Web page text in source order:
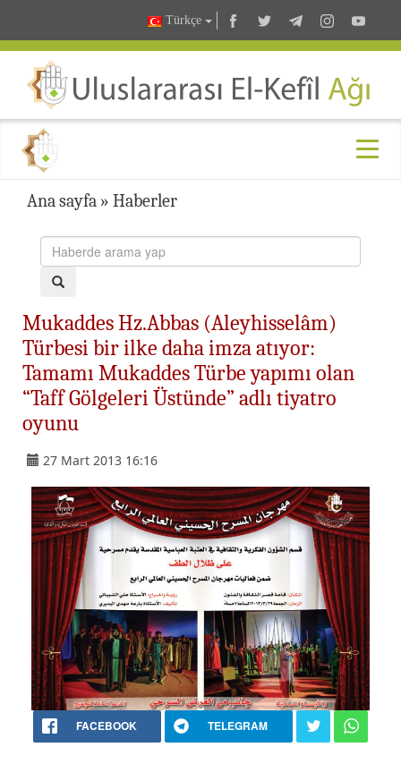
Türkçe
Ana sayfa » Haberler
Mukaddes Hz.Abbas (Aleyhisselâm)
Türbesi bir ilke daha imza atıyor:
Tamamı Mukaddes Türbe yapımı olan
“Taff Gölgeleri Üstünde” adlı tiyatro
oyunu
27 Mart 2013 16:16
FACEBOOK TELEGRAM